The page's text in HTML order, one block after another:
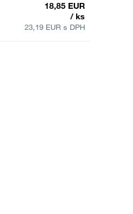
18,85 EUR
/ ks
23,19 EUR s DPH